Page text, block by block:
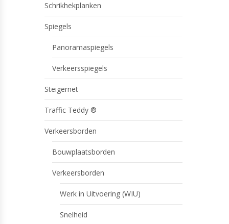
Schrikhekplanken
Spiegels
Panoramaspiegels
Verkeersspiegels
Steigernet
Traffic Teddy ®
Verkeersborden
Bouwplaatsborden
Verkeersborden
Werk in Uitvoering (WIU)
Snelheid